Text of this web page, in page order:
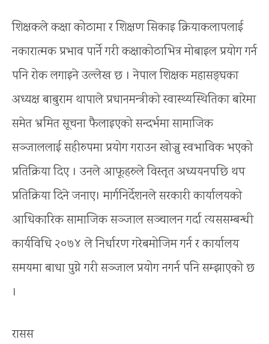
शिक्षकले कक्षा कोठामा र शिक्षण सिकाइ क्रियाकलापलाई
नकारात्मक प्रभाव पार्ने गरी कक्षाकोठाभित्र मोबाइल प्रयोग गर्न
पनि रोक लगाइने उल्लेख छ । नेपाल शिक्षक महासङ्घका
अध्यक्ष बाबुराम थापाले प्रधानमन्त्रीको स्वास्थ्यस्थितिका बारेमा
समेत भ्रमित सूचना फैलाइएको सन्दर्भमा सामाजिक
सञ्जाललाई सहीरुपमा प्रयोग गराउन खोज्नु स्वभाविक भएको
प्रतिक्रिया दिए । उनले आफूहरुले विस्तृत अध्ययनपछि थप
प्रतिक्रिया दिने जनाए। मार्गनिर्देशनले सरकारी कार्यालयको
आधिकारिक सामाजिक सञ्जाल सञ्चालन गर्दा त्यससम्बन्धी
कार्यविधि २०७४ ले निर्धारण गरेबमोजिम गर्न र कार्यालय
समयमा बाधा पुग्ने गरी सञ्जाल प्रयोग नगर्न पनि सम्झाएको छ
।
रासस